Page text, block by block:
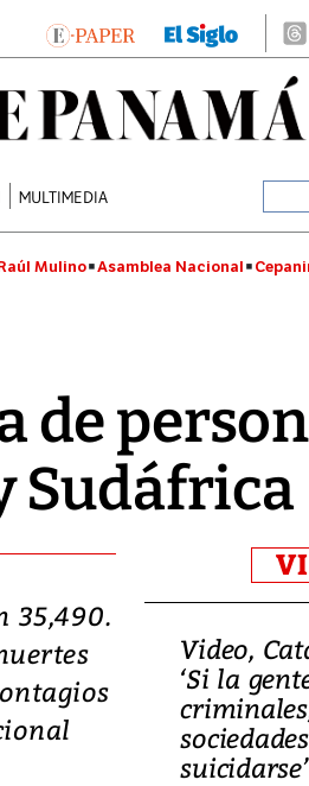
MULTIMEDIA
Mulino Asamblea Nacional
de
Sudáfrica
35,490.
Video,
‘Si la
suicidarse’